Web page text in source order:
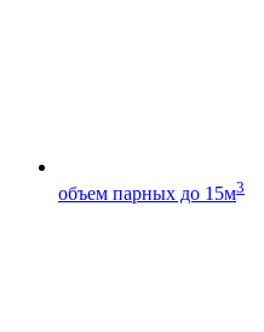
объем парных до 15м3